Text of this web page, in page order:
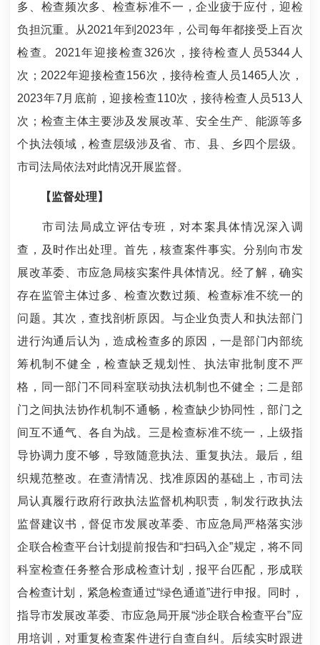
多、检查频次多、检查标准不一，企业疲于应付，迎检
负担沉重。从2021年到2023年，公司每年都接受上百次
检查。2021年迎接检查326次，接待检查人员5344人
次；2022年迎接检查156次，接待检查人员1465人次，
2023年7月底前，迎接检查110次，接待检查人员513人
次；检查主体主要涉及发展改革、安全生产、能源等多
个执法领域，检查层级涉及省、市、县、乡四个层级。
市司法局依法对此情况开展监督。
【监督处理】
市司法局成立评估专班，对本案具体情况深入调
查，及时作出处理。首先，核查案件事实。分别向市发
展改革委、市应急局核实案件具体情况。经了解，确实
存在监管主体过多、检查次数过频、检查标准不统一的
问题。其次，查找剖析原因。与企业负责人和执法部门
进行沟通后认为，造成检查多的原因，一是部门内部统
筹机制不健全，检查缺乏规划性、执法审批制度不严
格，同一部门不同科室联动执法机制也不健全；二是部
门之间执法协作机制不通畅，检查缺少协同性，部门之
间互不通气、各自为战。三是检查标准不统一，上级指
导协调力度不够，导致随意执法、重复执法。最后，组
织规范整改。在查清情况、找准原因的基础上，市司法
局认真履行政府行政执法监督机构职责，制发行政执法
监督建议书，督促市发展改革委、市应急局严格落实涉
企联合检查平台计划提前报告和“扫码入企”规定，将不同
科室检查任务整合形成检查计划，报平台匹配，形成联
合检查计划，紧急检查通过“绿色通道”进行申报。同时，
指导市发展改革委、市应急局开展“涉企联合检查平台”应
用培训，对重复检查案件进行自查自纠。后续实时跟进